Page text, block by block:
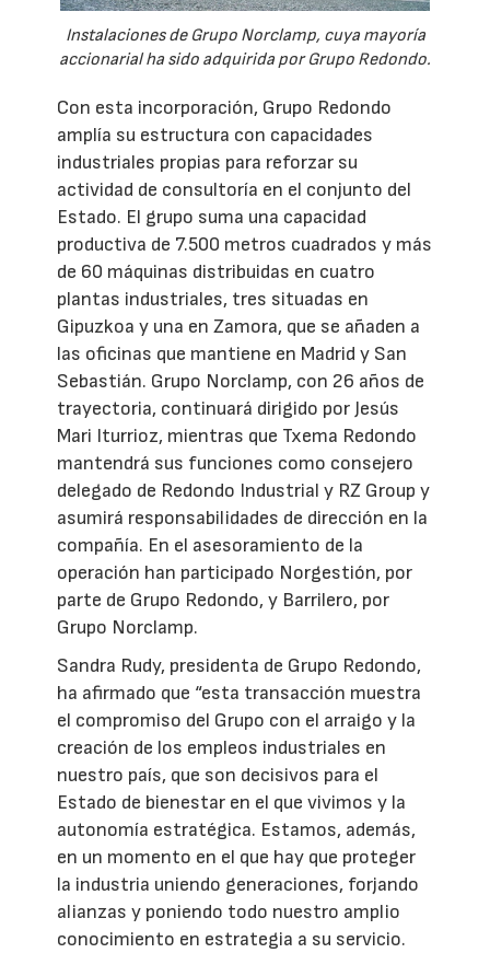
Instalaciones de Grupo Norclamp, cuya mayoría
accionarial ha sido adquirida por Grupo Redondo.
Con esta incorporación, Grupo Redondo
amplía su estructura con capacidades
industriales propias para reforzar su
actividad de consultoría en el conjunto del
Estado. El grupo suma una capacidad
productiva de 7.500 metros cuadrados y más
de 60 máquinas distribuidas en cuatro
plantas industriales, tres situadas en
Gipuzkoa y una en Zamora, que se añaden a
las oficinas que mantiene en Madrid y San
Sebastián. Grupo Norclamp, con 26 años de
trayectoria, continuará dirigido por Jesús
Mari Iturrioz, mientras que Txema Redondo
mantendrá sus funciones como consejero
delegado de Redondo Industrial y RZ Group y
asumirá responsabilidades de dirección en la
compañía. En el asesoramiento de la
operación han participado Norgestión, por
parte de Grupo Redondo, y Barrilero, por
Grupo Norclamp.
Sandra Rudy, presidenta de Grupo Redondo,
ha afirmado que “esta transacción muestra
el compromiso del Grupo con el arraigo y la
creación de los empleos industriales en
nuestro país, que son decisivos para el
Estado de bienestar en el que vivimos y la
autonomía estratégica. Estamos, además,
en un momento en el que hay que proteger
la industria uniendo generaciones, forjando
alianzas y poniendo todo nuestro amplio
conocimiento en estrategia a su servicio.